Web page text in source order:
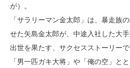
が）。
「サラリーマン金太郎」は、暴走族
せた矢島金太郎が、中途入社した大
出世を果たす、サクセスストーリーで
「男一匹ガキ大将」や「俺の空」と